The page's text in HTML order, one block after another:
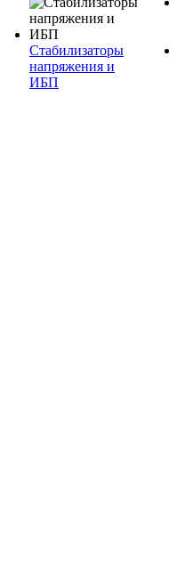
Стабилизаторы
напряжения и
ИБП